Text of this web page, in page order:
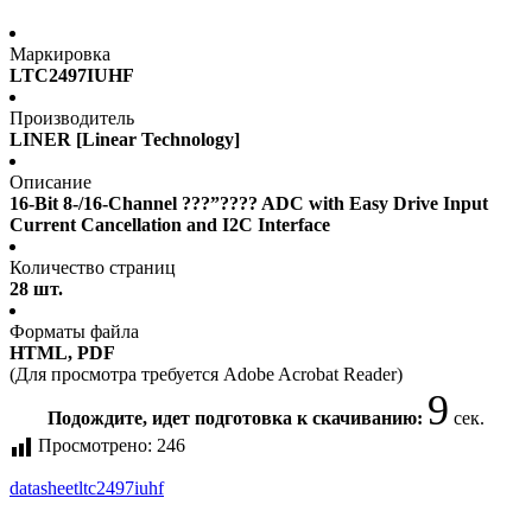
Маркировка
LTC2497IUHF
Производитель
LINER [Linear Technology]
Описание
16-Bit 8-/16-Channel ???”???? ADC with Easy Drive Input
Current Cancellation and I2C Interface
Количество страниц
28 шт.
Форматы файла
HTML, PDF
(Для просмотра требуется Adobe Acrobat Reader)
Подождите, идет подготовка к скачиванию: 9 сек.
Просмотрено: 246
datasheetltc2497iuhf